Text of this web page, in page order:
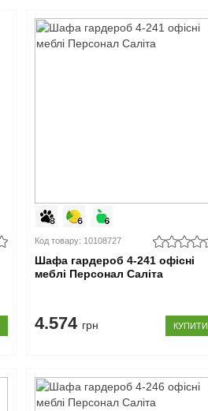
Код товару: 10108727
Шафа гардероб 4-241 офісні
меблі Персонал Саліта
4.574 грн КУПИТИ